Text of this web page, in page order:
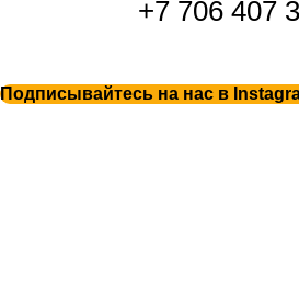
+7 706 407
Подписывайтесь на нас в